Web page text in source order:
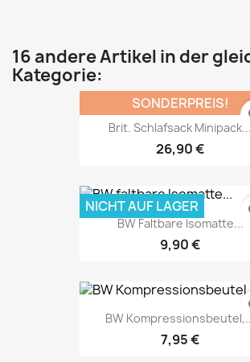
16 andere Artikel in der
Kategorie:
Brit. Schlafsack Minipack...
26,90 €
SONDERPREIS!
BW Faltbare Isomatte...
9,90 €
NICHT AUF LAGER
BW
7,95 €